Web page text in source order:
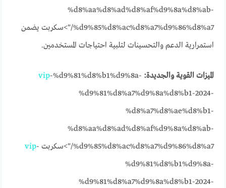
%d8%aa%d8%ad%d8%af%d9%8a%d8%ab-
%d9%85%d8%ac%d8%a7%d9%86%d8%a7/">سكربت يضمن
استمرارية الدعم والتحسينات لتلبية احتياجات المستخدمين.
الميزات القوية والجديدة: vip-%d9%81%d8%b1%d9%8a-
%d9%81%d8%a7%d9%8a%d8%b1-2024-
%d8%a7%d8%ae%d8%b1-
%d8%aa%d8%ad%d8%af%d9%8a%d8%ab-
%d9%85%d8%ac%d8%a7%d9%86%d8%a7/">سكربت
vip-
%d9%81%d8%b1%d9%8a-
%d9%81%d8%a7%d9%8a%d8%b1-2024-